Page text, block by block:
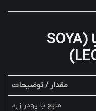
دیتاشیت لسیتین سویا (SOYA
مقدار / توضیحات
مایع یا پودر زرد